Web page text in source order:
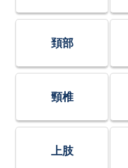
頚部
頸椎
上肢